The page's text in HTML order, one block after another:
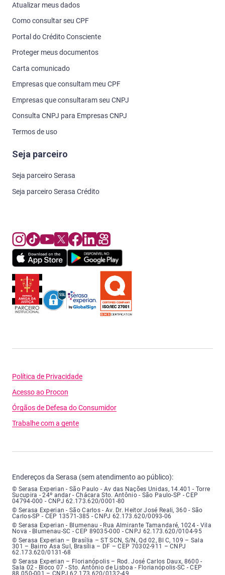
Atualizar meus dados
Como consultar seu CPF
Portal do Crédito Consciente
Proteger meus documentos
Carta comunicado
Empresas que consultam meu CPF
Empresas que consultaram seu CNPJ
Consulta CNPJ para Empresas CNPJ
Termos de uso
Seja parceiro
Seja parceiro Serasa
Seja parceiro Serasa Crédito
Política de Privacidade
Acesso ao Procon
Órgãos de Defesa do Consumidor
Trabalhe com a gente
Endereços da Serasa (sem atendimento ao público):
Serasa Experian - São Paulo - Endereço: Avenida das Nações Unidas,
© Serasa Experian - São Paulo - Av das Nações Unidas, 14.401 - Torre
Sucupira - 24º andar - Chácara Sto. Antônio - São Paulo-SP - CEP
04794-000 - CNPJ 62.173.620/0001-80
Serasa Experian - São Carlos - Endereço: Avenida Doutor Heitor José
© Serasa Experian - São Carlos - Av. Dr. Heitor José Reali, 360 - São
Carlos-SP - CEP 13571-385 - CNPJ 62.173.620/0093-06
Serasa Experian - Blumenau - Endereço: Rua Almirante Tamandaré,
© Serasa Experian - Blumenau - Rua Almirante Tamandaré, 1024 - Vila
Nova - Blumenau-SC - CEP 89035-000 - CNPJ 62.173.620/0104-95
Serasa Experian - Brasília, Endereço: Setor Comercial Norte, sem
© Serasa Experian – Brasília – ST SCN, S/N, Qd 02, Bl C, 109 – Sala
301 – Bairro Asa Sul, Brasília – DF – CEP 70302-911 – CNPJ
62.173.620/0131-68
Serasa Experian - Florianópolis, Endereço: Rodovia José Carlos, número
© Serasa Experian – Florianópolis – Rod. José Carlos Daux, 8600 -
Sala 02 - Bloco 07 - Sto. Antônio de Lisboa - Florianópolis-SC - CEP